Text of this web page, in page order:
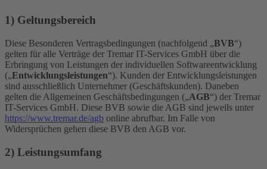
1) Geltungsbereich
Diese Besonderen Vertragsbedingungen (nachfolgend „BVB“)
gelten für alle Verträge der Tremar IT-Services GmbH über die
Erbringung von Leistungen der individuellen Softwareentwicklung
(„Entwicklungsleistungen“). Kunden der Entwicklungsleistungen
sind ausschließlich Unternehmer (Geschäftskunden). Daneben
gelten die Allgemeinen Geschäftsbedingungen („AGB“) der Tremar
IT-Services GmbH. Diese BVB sowie die AGB sind jeweils unter
https://www.tremar.de/agb online abrufbar. Im Falle von
Widersprüchen gehen diese BVB den AGB vor.
2) Leistungsumfang